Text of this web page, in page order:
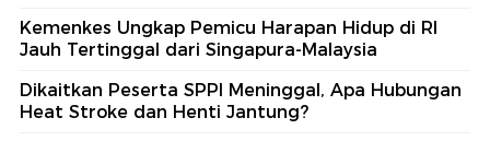
Kemenkes Ungkap Pemicu Harapan Hidup di RI
Jauh Tertinggal dari Singapura-Malaysia
Dikaitkan Peserta SPPI Meninggal, Apa Hubungan
Heat Stroke dan Henti Jantung?